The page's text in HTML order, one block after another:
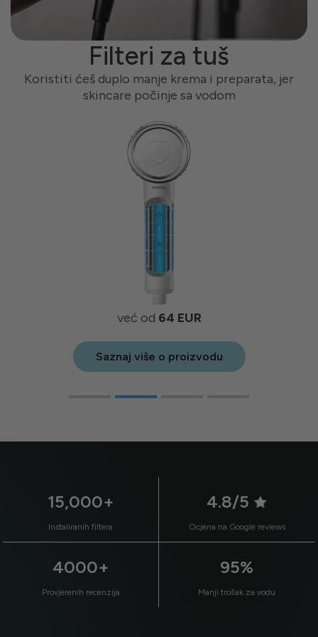
Filteri za tuš
Koristiti ćeš duplo manje krema i preparata, jer
skincare počinje sa vodom
već od 64 EUR
Saznaj više o proizvodu
15,000+
Instaliranih filtera
4.8/5
Ocjena na Google reviews
4000+
Provjerenih recenzija
95%
Manji trošak za vodu